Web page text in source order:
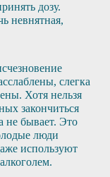
дозу.
невнятная,
слегка
Хотя нельзя
закончиться
не бывает. Это
люди
используют